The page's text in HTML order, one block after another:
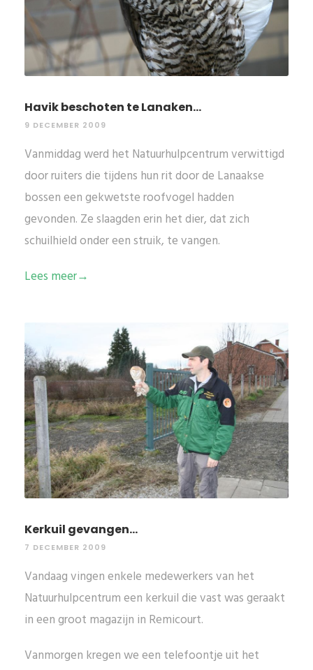
Havik beschoten te Lanaken...
9 DECEMBER 2009
Vanmiddag werd het Natuurhulpcentrum verwittigd
door ruiters die tijdens hun rit door de Lanaakse
bossen een gekwetste roofvogel hadden
gevonden. Ze slaagden erin het dier, dat zich
schuilhield onder een struik, te vangen.
Lees meer→
Kerkuil gevangen...
7 DECEMBER 2009
Vandaag vingen enkele medewerkers van het
Natuurhulpcentrum een kerkuil die vast was geraakt
in een groot magazijn in Remicourt.
Vanmorgen kregen we een telefoontje uit het